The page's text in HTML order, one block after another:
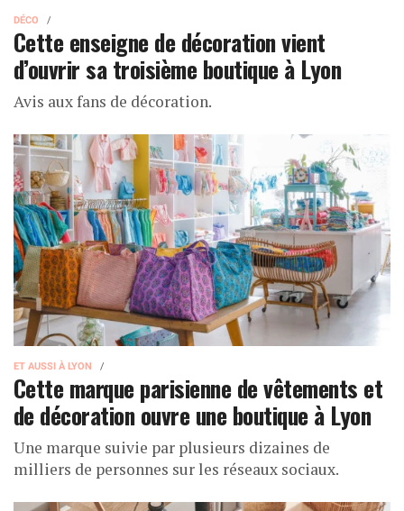
DÉCO
Cette enseigne de décoration vient
d’ouvrir sa troisième boutique à Lyon
Avis aux fans de décoration.
ET AUSSI À LYON
Cette marque parisienne de vêtements et
de décoration ouvre une boutique à Lyon
Une marque suivie par plusieurs dizaines de
milliers de personnes sur les réseaux sociaux.